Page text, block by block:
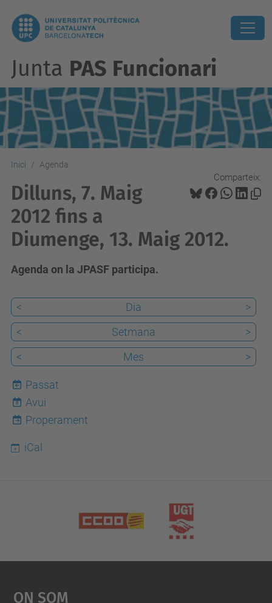
Junta PAS Funcionari
Inici Agenda
Comparteix:
Dilluns, 7. Maig
2012 fins a
Diumenge, 13. Maig 2012.
Agenda on la JPASF participa.
< Dia
>
<
Setmana
>
<
Mes >
Passat
8
Avui
Properament
iCal
On Som